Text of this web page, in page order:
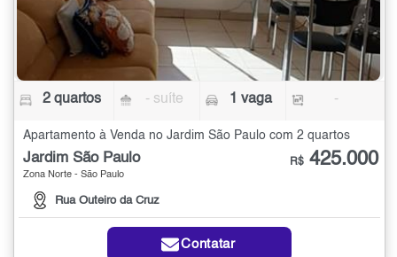
2 quartos - suíte 1 vaga -
Apartamento à Venda no Jardim São Paulo com 2 quartos
Jardim São Paulo
Zona Norte - São Paulo
Rua Outeiro da Cruz
R$ 425.000
Contatar